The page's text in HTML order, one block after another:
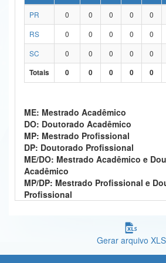
Ministério da Ciência, Tecnologia, Inovações e
Ministério do Meio Ambiente
Ministério do Turismo
Ministério do Desenvolvimento Regional
Controladoria-Geral da União
Ministério da Mulher, da Família e dos Direitos
Secretaria-Geral
Secretaria de Governo
Gabinete de Segurança Institucional
PR
0 0 0 0 0
RS
0 0 0 0 0
SC
0 0 0 0 0
Totais
0 0 0 0 0
ME: Mestrado Acadêmico
DO: Doutorado Acadêmico
MP: Mestrado Profissional
DP: Doutorado Profissional
ME/DO: Mestrado Acadêmico e
Acadêmico
MP/DP: Mestrado Profissional e
Profissional
Gerar arquivo XLS